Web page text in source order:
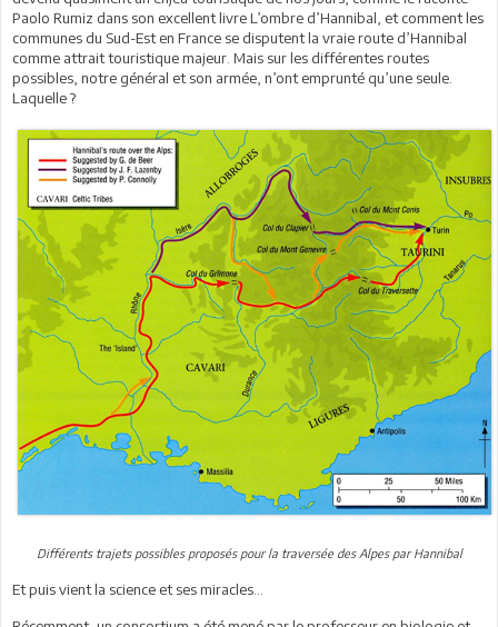
Paolo Rumiz dans son excellent livre L’ombre d’Hannibal, et comment les
communes du Sud-Est en France se disputent la vraie route d’Hannibal
comme attrait touristique majeur. Mais sur les différentes routes
possibles, notre général et son armée, n’ont emprunté qu’une seule.
Laquelle ?
Différents trajets possibles proposés pour la traversée des Alpes par Hannibal
Et puis vient la science et ses miracles…